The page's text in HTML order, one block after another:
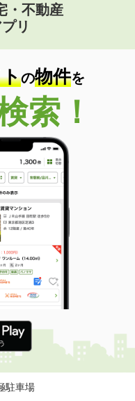
里吉１
天神町
中村町
・不動産
リ
の物件を
索！
駐車場